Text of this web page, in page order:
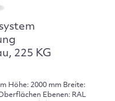
225 KG
Höhe: 2000 mm Breite:
Ebenen: RAL